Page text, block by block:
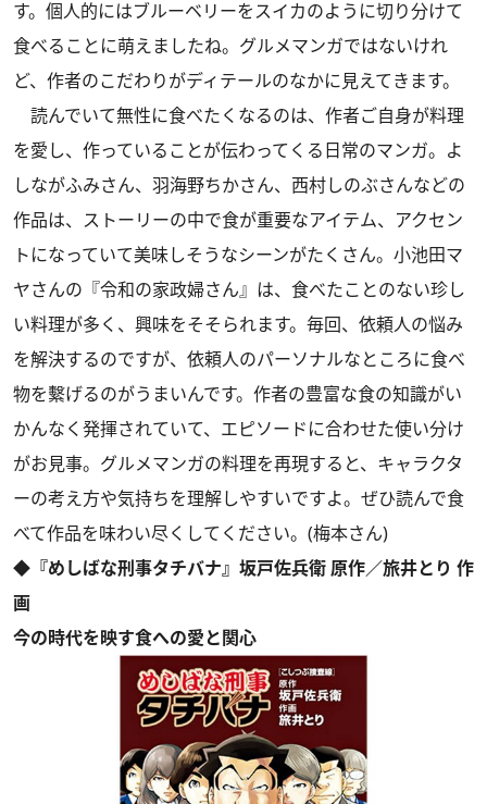
す。個人的にはブルーベリーをスイカのように切り分けて
食べることに萌えましたね。グルメマンガではないけれ
ど、作者のこだわりがディテールのなかに見えてきます。
読んでいて無性に食べたくなるのは、作者ご自身が料理
を愛し、作っていることが伝わってくる日常のマンガ。よ
しながふみさん、羽海野ちかさん、西村しのぶさんなどの
作品は、ストーリーの中で食が重要なアイテム、アクセン
トになっていて美味しそうなシーンがたくさん。小池田マ
ヤさんの『令和の家政婦さん』は、食べたことのない珍し
い料理が多く、興味をそそられます。毎回、依頼人の悩み
を解決するのですが、依頼人のパーソナルなところに食べ
物を繫げるのがうまいんです。作者の豊富な食の知識がい
かんなく発揮されていて、エピソードに合わせた使い分け
がお見事。グルメマンガの料理を再現すると、キャラクタ
ーの考え方や気持ちを理解しやすいですよ。ぜひ読んで食
べて作品を味わい尽くしてください。(梅本さん)
◆『めしばな刑事タチバナ』坂戸佐兵衛 原作／旅井とり 作
画
今の時代を映す食への愛と関心